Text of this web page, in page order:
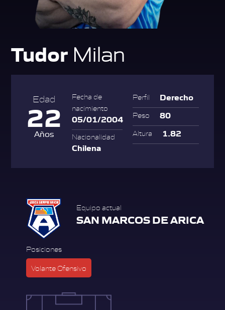
Tudor Milan
Edad
22
Años
Fecha de
nacimiento
05/01/2004
Nacionalidad
Chilena
Perfil Derecho
Peso 80
Altura 1.82
Equipo actual
SAN MARCOS DE ARICA
Posiciones
Volante Ofensivo